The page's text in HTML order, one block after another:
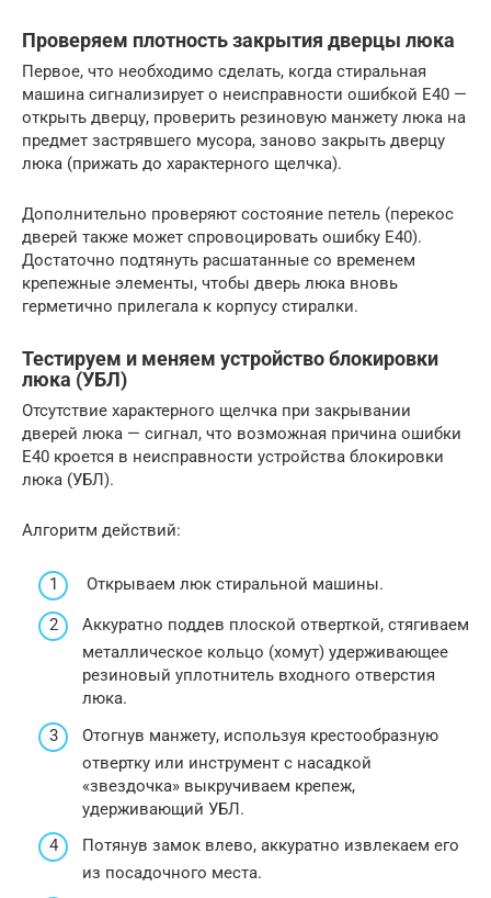
Проверяем плотность закрытия дверцы люка
Первое, что необходимо сделать, когда стиральная
машина сигнализирует о неисправности ошибкой Е40 —
открыть дверцу, проверить резиновую манжету люка на
предмет застрявшего мусора, заново закрыть дверцу
люка (прижать до характерного щелчка).
Дополнительно проверяют состояние петель (перекос
дверей также может спровоцировать ошибку Е40).
Достаточно подтянуть расшатанные со временем
крепежные элементы, чтобы дверь люка вновь
герметично прилегала к корпусу стиралки.
Тестируем и меняем устройство блокировки
люка (УБЛ)
Отсутствие характерного щелчка при закрывании
дверей люка — сигнал, что возможная причина ошибки
Е40 кроется в неисправности устройства блокировки
люка (УБЛ).
Алгоритм действий:
Открываем люк стиральной машины.
Аккуратно поддев плоской отверткой, стягиваем
металлическое кольцо (хомут) удерживающее
резиновый уплотнитель входного отверстия
люка.
Отогнув манжету, используя крестообразную
отвертку или инструмент с насадкой
«звездочка» выкручиваем крепеж,
удерживающий УБЛ.
Потянув замок влево, аккуратно извлекаем его
из посадочного места.